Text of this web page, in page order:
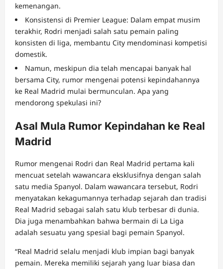
kemenangan.
Konsistensi di Premier League: Dalam empat musim
terakhir, Rodri menjadi salah satu pemain paling
konsisten di liga, membantu City mendominasi kompetisi
domestik.
Namun, meskipun dia telah mencapai banyak hal
bersama City, rumor mengenai potensi kepindahannya
ke Real Madrid mulai bermunculan. Apa yang
mendorong spekulasi ini?
Asal Mula Rumor Kepindahan ke Real
Madrid
Rumor mengenai Rodri dan Real Madrid pertama kali
mencuat setelah wawancara eksklusifnya dengan salah
satu media Spanyol. Dalam wawancara tersebut, Rodri
menyatakan kekagumannya terhadap sejarah dan tradisi
Real Madrid sebagai salah satu klub terbesar di dunia.
Dia juga menambahkan bahwa bermain di La Liga
adalah sesuatu yang spesial bagi pemain Spanyol.
“Real Madrid selalu menjadi klub impian bagi banyak
pemain. Mereka memiliki sejarah yang luar biasa dan